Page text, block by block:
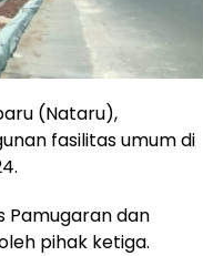
(Nataru),
fasilitas umum di
Pamugaran dan
pihak ketiga.